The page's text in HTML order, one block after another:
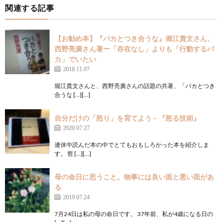
関連する記事
【お勧め本】『バカとつき合うな』堀江貴文さん、
西野亮廣さん著ー「存在なし」よりも「行動するバ
カ」でいたい
2018.11.07
堀江貴文さんと、西野亮廣さんの話題の共著、「バカとつき
合うな […][…]
自分だけの「怒り」を育てよう – 『怒る技術』
2020.07.27
連休中読んだ本の中でとてもおもしろかった本を紹介しま
す。 哲 […][…]
母の命日に思うこと。物事には良い面と悪い面があ
る
2019.07.24
7月24日は私の母の命日です。 37年前、私が4歳になる日の